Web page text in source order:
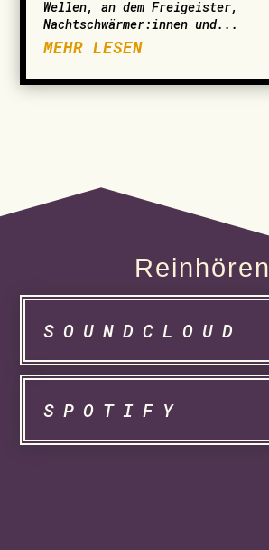
Wellen, an dem Freigeister,
Nachtschwärmer:innen und...
MEHR LESEN
Reinhören
SOUNDCLOUD
SPOTIFY